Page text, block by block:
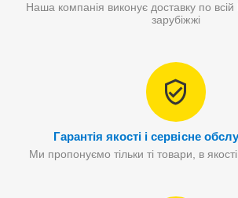
Наша компанія виконує доставку по всій
зарубіжжі
Гарантія якості і сервісне
Ми пропонуємо тільки ті товари, в